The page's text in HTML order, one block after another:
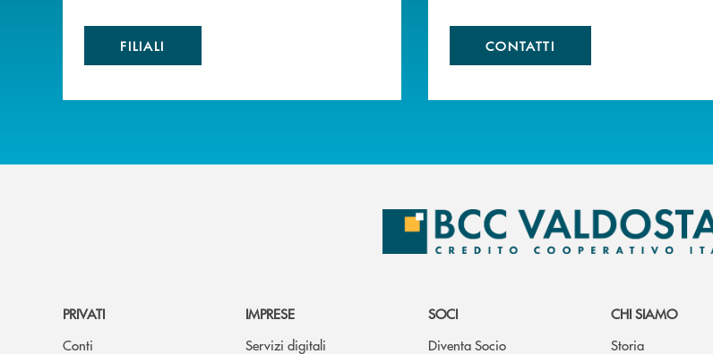
FILIALI CONTATTI
PRIVATI
Conti
IMPRESE
Servizi digitali
SOCI
Diventa Socio
CHI SIAMO
Storia